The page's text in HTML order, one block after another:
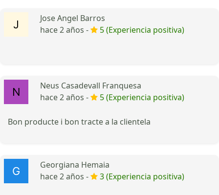
Jose Angel Barros
hace 2 años -
5 (Experiencia positiva)
Neus Casadevall Franquesa
hace 2 años -
5 (Experiencia positiva)
Bon producte i bon tracte a la clientela
Georgiana Hemaia
hace 2 años -
3 (Experiencia positiva)